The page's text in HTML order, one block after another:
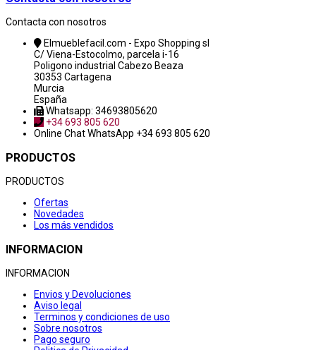
Contacta con nosotros
Elmueblefacil.com - Expo Shopping sl
C/ Viena-Estocolmo, parcela i-16
Poligono industrial Cabezo Beaza
30353 Cartagena
Murcia
España
Whatsapp: 34693805620
+34 693 805 620
Online ChatWhatsApp +34 693 805 620
PRODUCTOS
PRODUCTOS
Ofertas
Novedades
Los más vendidos
INFORMACION
INFORMACION
Envios y Devoluciones
Aviso legal
Terminos y condiciones de uso
Sobre nosotros
Pago seguro